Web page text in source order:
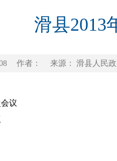
滑县2013
作者： 来源： 滑县人民
议